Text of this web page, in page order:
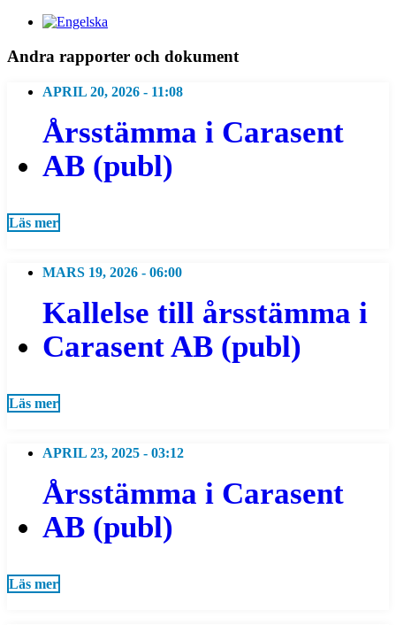
Andra rapporter och dokument
APRIL 20, 2026 - 11:08
Årsstämma i Carasent
AB (publ)
Läs mer
MARS 19, 2026 - 06:00
Kallelse till årsstämma i
Carasent AB (publ)
Läs mer
APRIL 23, 2025 - 03:12
Årsstämma i Carasent
AB (publ)
Läs mer